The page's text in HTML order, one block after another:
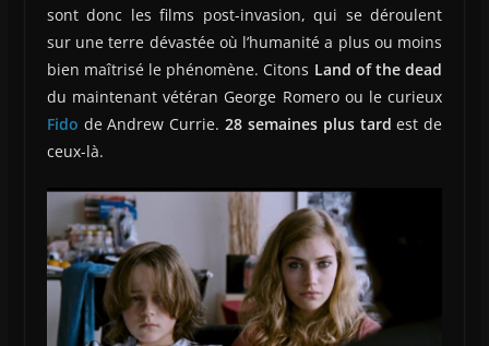
sont donc les films post-invasion, qui se déroulent
sur une terre dévastée où l’humanité a plus ou moins
bien maîtrisé le phénomène. Citons Land of the dead
du maintenant vétéran George Romero ou le curieux
Fido de Andrew Currie.28 semaines plus tard est de
ceux-là.